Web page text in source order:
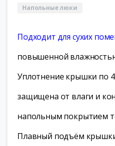
Напольные люки
Подходит для сухих
повышенной
Уплотнение крышки по
защищена от влаги и
напольным покрытием
Плавный подъём